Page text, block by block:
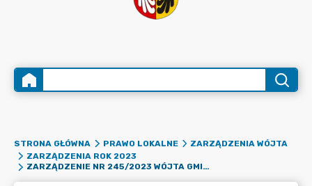
STRONA GŁÓWNA PRAWO LOKALNE
ZARZĄDZENIA WÓJTA
ZARZĄDZENIA ROK 2023
ZARZĄDZENIE NR 245/2023 WÓJTA GMINY RASZYN Z DNIA 10 PAŹDZIERNIKA 2023 R. W SPRAWIE UDZIELENIA PEŁNOMOCNICTWA DYREKTOROWI CENTRUM SPORTU RASZYN W RASZYNIE